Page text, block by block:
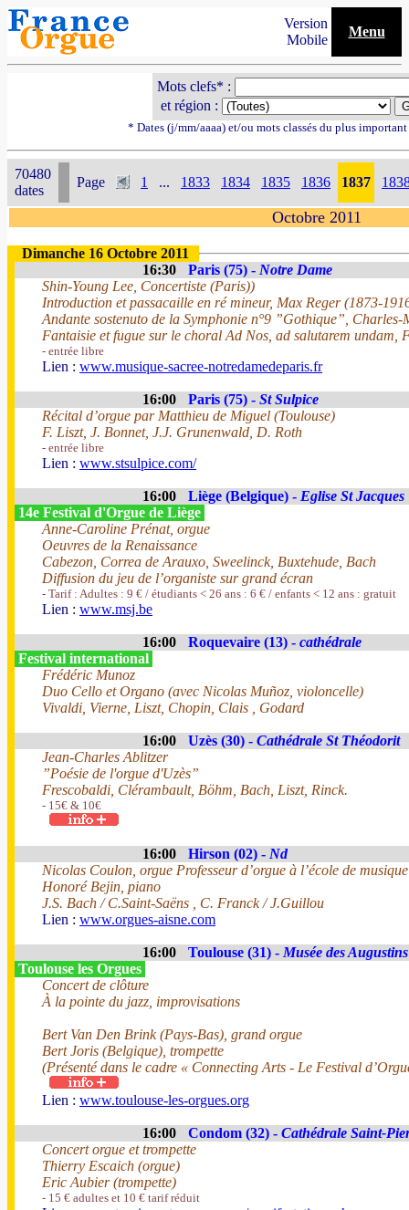
Version
Mobile
Menu
Mots clefs* :
et région :
* Dates (j/mm/aaaa) et/ou mots classés du plus
70480
dates
Page 1 ... 1833 1834 1835 1836 1837
Octobre 2011
Dimanche 16 Octobre 2011
16:30
Paris (75) - Notre Dame
Shin-Young Lee, Concertiste (Paris))
Introduction et passacaille en ré mineur, Max Reger (1873-
Andante sostenuto de la Symphonie n°9 ”Gothique”,
Fantaisie et fugue sur le choral Ad Nos, ad salutarem undam,
- entrée libre
Lien : www.musique-sacree-notredamedeparis.fr
16:00 Paris (75) - St Sulpice
Récital d’orgue par Matthieu de Miguel (Toulouse)
F. Liszt, J. Bonnet, J.J. Grunenwald, D. Roth
- entrée libre
Lien : www.stsulpice.com/
16:00 Liège (Belgique) - Eglise St Jacques
14e Festival d'Orgue de Liège
Anne-Caroline Prénat, orgue
Oeuvres de la Renaissance
Cabezon, Correa de Arauxo, Sweelinck, Buxtehude, Bach
Diffusion du jeu de l’organiste sur grand écran
- Tarif : Adultes : 9 € / étudiants < 26 ans : 6 € / enfants < 12 ans : gratuit
Lien : www.msj.be
16:00 Roquevaire (13) - cathédrale
Festival international
Frédéric Munoz
Duo Cello et Organo (avec Nicolas Muñoz, violoncelle)
Vivaldi, Vierne, Liszt, Chopin, Clais , Godard
16:00 Uzès (30) - Cathédrale St Théodorit
Jean-Charles Ablitzer
”Poésie de l'orgue d'Uzès”
Frescobaldi, Clérambault, Böhm, Bach, Liszt, Rinck.
- 15€ & 10€
16:00 Hirson (02) - Nd
Nicolas Coulon, orgue Professeur d’orgue à l’école de
Honoré Bejin, piano
J.S. Bach / C.Saint-Saëns , C. Franck / J.Guillou
Lien : www.orgues-aisne.com
16:00 Toulouse (31) - Musée des Augustins
Toulouse les Orgues
Concert de clôture
À la pointe du jazz, improvisations
Bert Van Den Brink (Pays-Bas), grand orgue
Bert Joris (Belgique), trompette
(Présenté dans le cadre « Connecting Arts - Le Festival
Lien : www.toulouse-les-orgues.org
16:00 Condom (32) - Cathédrale Saint-
Concert orgue et trompette
Thierry Escaich (orgue)
Eric Aubier (trompette)
- 15 € adultes et 10 € tarif réduit